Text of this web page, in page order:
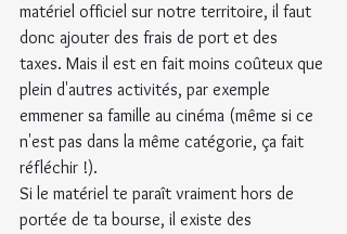
matériel officiel sur notre territoire, il faut
donc ajouter des frais de port et des
taxes. Mais il est en fait moins coûteux que
plein d'autres activités, par exemple
emmener sa famille au cinéma (même si ce
n'est pas dans la même catégorie, ça fait
réfléchir !).
Si le matériel te paraît vraiment hors de
portée de ta bourse, il existe des